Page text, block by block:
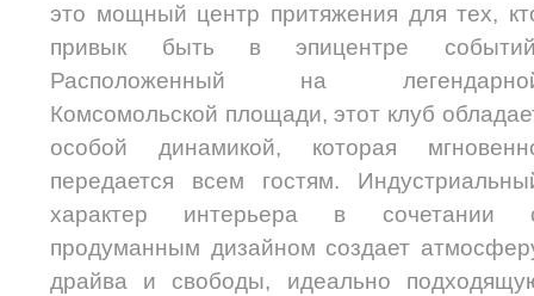
это мощный центр притяжения для тех,
привык быть в эпицентре
Расположенный на
Комсомольской площади, этот клуб
особой динамикой, которая
передается всем гостям.
характер интерьера в сочетании
продуманным дизайном создает
драйва и свободы, идеально